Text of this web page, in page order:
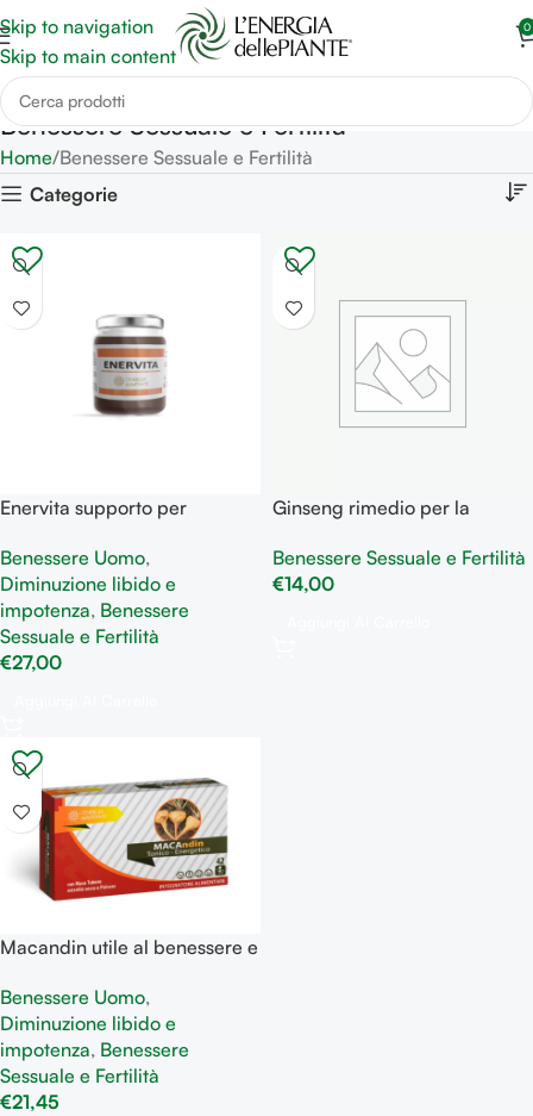
Skip to navigation
Skip to main content
0
Benessere Sessuale e Fertilità
Home Benessere Sessuale e Fertilità
Categorie
Enervita supporto per
convalescenza, depressione,
riduzione della libido
Benessere Uomo,
Diminuzione libido e
impotenza, Benessere
Sessuale e Fertilità
€27,00
Ginseng rimedio per la
Benessere Sessuale e Fertilità
€14,00
Macandin utile al benessere e
Benessere Uomo,
Diminuzione libido e
impotenza, Benessere
Sessuale e Fertilità
€21,45